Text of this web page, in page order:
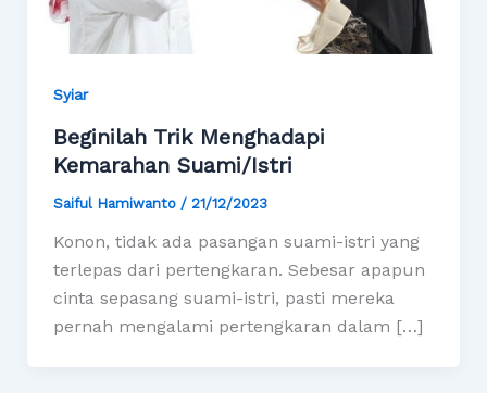
Syiar
Beginilah Trik Menghadapi
Kemarahan Suami/Istri
Saiful Hamiwanto / 21/12/2023
Konon, tidak ada pasangan suami-istri yang
terlepas dari pertengkaran. Sebesar apapun
cinta sepasang suami-istri, pasti mereka
pernah mengalami pertengkaran dalam […]